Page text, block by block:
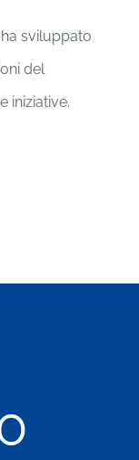
sviluppato
del
iniziative.